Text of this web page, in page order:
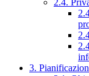
3.